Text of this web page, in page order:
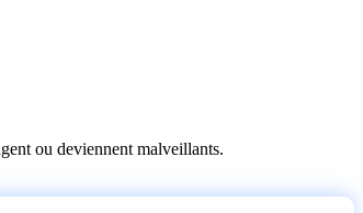
ou deviennent malveillants.